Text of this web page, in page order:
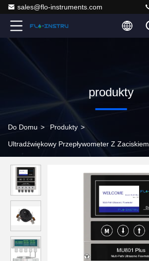
sales@flo-instruments.com
produkty
Do Domu > Produkty >
Ultradźwiękowy Przepływometer Z Zaciskiem
Channel